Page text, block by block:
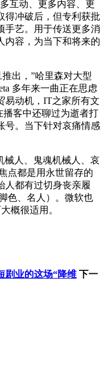
互动、更多内容、更
得冲破后，但专利获批
手艺。用于传送更多消
内容，为当下和将来的
出，”哈里森对大型
多年来一曲正在思虑
易动机，IT之家所有文
播客中还聊过为逝者打
号。当下针对哀痛情感
人、鬼魂机械人、哀
点都是用永世留存的
人都有过切身丧亲履
色、名人）。微软也
概很适用。
业的这场“降维 下一